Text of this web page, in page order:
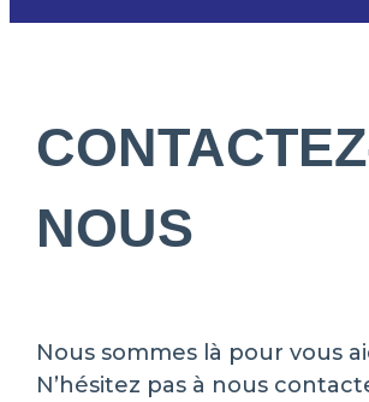
NOUS
Nous sommes là pour vous
N’hésitez pas à nous